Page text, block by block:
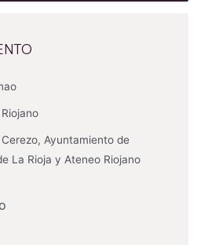
Ayuntamiento de
La Rioja y Ateneo Riojano